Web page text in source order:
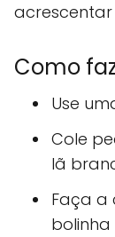
Como
Use
Cole
lã
Faça a